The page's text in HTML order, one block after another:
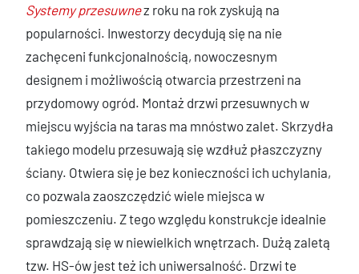
Systemy przesuwnez roku na rok zyskują na
popularności. Inwestorzy decydują się na nie
zachęceni funkcjonalnością, nowoczesnym
designem i możliwością otwarcia przestrzeni na
przydomowy ogród. Montaż drzwi przesuwnych w
miejscu wyjścia na taras ma mnóstwo zalet. Skrzydła
takiego modelu przesuwają się wzdłuż płaszczyzny
ściany. Otwiera się je bez konieczności ich uchylania,
co pozwala zaoszczędzić wiele miejsca w
pomieszczeniu. Z tego względu konstrukcje idealnie
sprawdzają się w niewielkich wnętrzach. Dużą zaletą
tzw. HS-ów jest też ich uniwersalność. Drzwi te